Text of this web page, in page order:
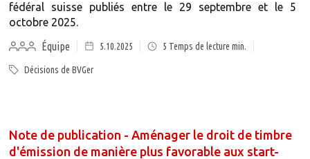
fédéral suisse publiés entre le 29 septembre et le 5
octobre 2025.
Équipe
5.10.2025 5 Temps de lecture min.
Décisions de BVGer
Note de publication - Aménager le droit de timbre
d'émission de manière plus favorable aux start-